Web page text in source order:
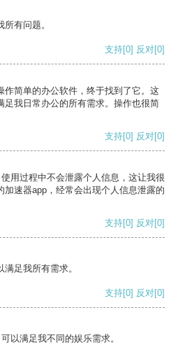
有问题。
支持[0] 反对[0]
作简单的办公软件，终于找到了它。这
足我日常办公的所有需求。操作也很简
支持[0] 反对[0]
用过程中不会泄露个人信息，这让我很
速器app，经常会出现个人信息泄露的
支持[0] 反对[0]
足我所有需求。
支持[0] 反对[0]
以满足我不同的娱乐需求。